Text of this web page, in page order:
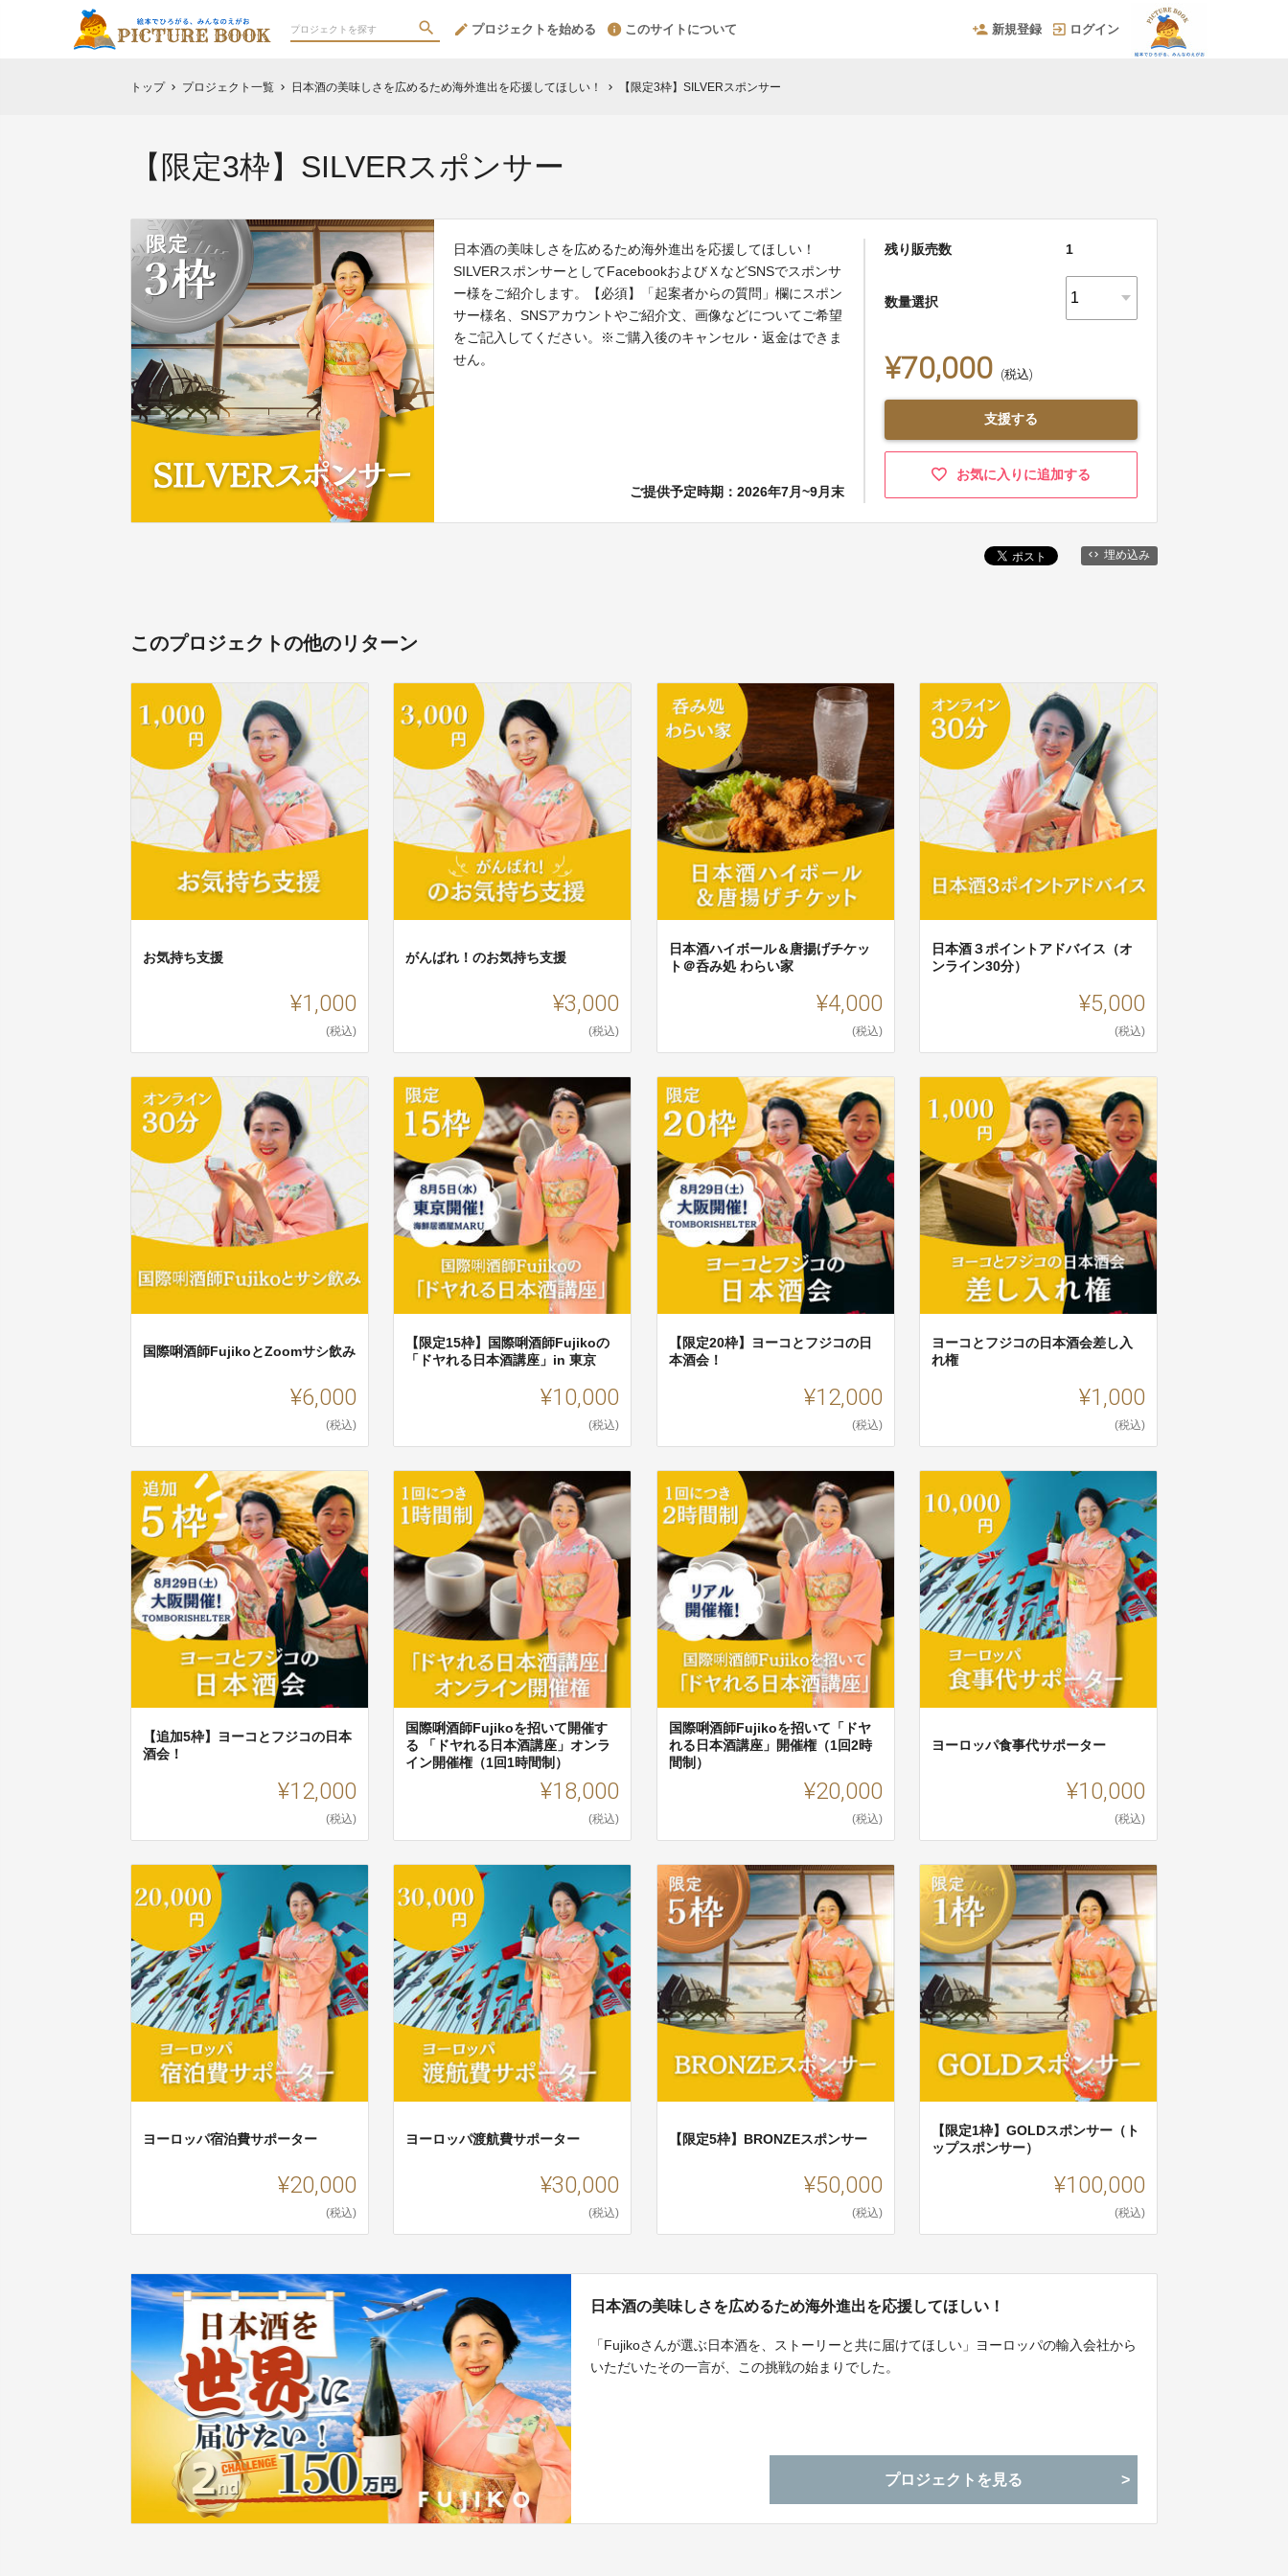
プロジェクトを始める このサイトについて 新規登録 ログイン
トップ chevron_right プロジェクト一覧 chevron_right 日本酒の美味しさを広めるため海外進出を応援してほしい！ chevron_right 【限定3枠】SILVERスポンサー
【限定3枠】SILVERスポンサー
日本酒の美味しさを広めるため海外進出を応援してほしい！
SILVERスポンサーとしてFacebookおよびＸなどSNSでスポンサ
ー様をご紹介します。【必須】「起案者からの質問」欄にスポン
サー様名、SNSアカウントやご紹介文、画像などについてご希望
をご記入してください。※ご購入後のキャンセル・返金はできま
せん。
ご提供予定時期：2026年7月~9月末
残り販売数 1
数量選択
¥70,000 (税込)
支援する
お気に入りに追加する
埋め込み
このプロジェクトの他のリターン
お気持ち支援
¥1,000
(税込)
がんばれ！のお気持ち支援
¥3,000
(税込)
日本酒ハイボール＆唐揚げチケッ
ト＠呑み処 わらい家
¥4,000
(税込)
日本酒３ポイントアドバイス（オ
ンライン30分）
¥5,000
(税込)
国際唎酒師FujikoとZoomサシ飲み
¥6,000
(税込)
【限定15枠】国際唎酒師Fujikoの
「ドヤれる日本酒講座」in 東京
¥10,000
(税込)
【限定20枠】ヨーコとフジコの日
本酒会！
¥12,000
(税込)
ヨーコとフジコの日本酒会差し入
れ権
¥1,000
(税込)
【追加5枠】ヨーコとフジコの日本
酒会！
¥12,000
(税込)
国際唎酒師Fujikoを招いて開催す
る 「ドヤれる日本酒講座」オンラ
イン開催権（1回1時間制）
¥18,000
(税込)
国際唎酒師Fujikoを招いて「ドヤ
れる日本酒講座」開催権（1回2時
間制）
¥20,000
(税込)
ヨーロッパ食事代サポーター
¥10,000
(税込)
ヨーロッパ宿泊費サポーター
¥20,000
(税込)
ヨーロッパ渡航費サポーター
¥30,000
(税込)
【限定5枠】BRONZEスポンサー
¥50,000
(税込)
【限定1枠】GOLDスポンサー（ト
ップスポンサー）
¥100,000
(税込)
日本酒の美味しさを広めるため海外進出を応援してほしい！
「Fujikoさんが選ぶ日本酒を、ストーリーと共に届けてほしい」ヨーロッパの輸入会社から
いただいたその一言が、この挑戦の始まりでした。
プロジェクトを見る